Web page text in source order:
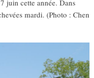
juin cette année. Dans
mardi. (Photo : Chen